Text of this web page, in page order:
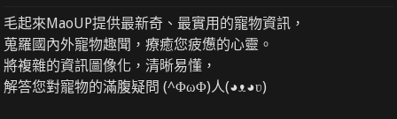
毛起來MaoUP提供最新奇、最實用的寵物資訊，
蒐羅國內外寵物趣聞，療癒您疲憊的心靈。
將複雜的資訊圖像化，清晰易懂，
解答您對寵物的滿腹疑問 (^ΦωΦ)人(◕ᴥ◕ʋ)